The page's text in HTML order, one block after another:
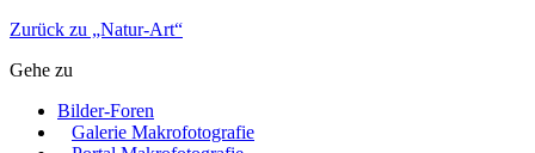
Zurück zu „Natur-Art“
Gehe zu
Bilder-Foren
Galerie Makrofotografie